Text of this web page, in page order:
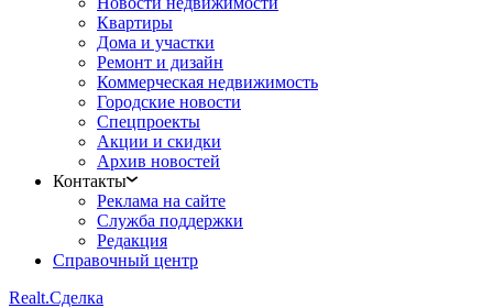
Квартиры
Дома и участки
Ремонт и дизайн
Коммерческая недвижимость
Городские новости
Спецпроекты
Акции и скидки
Архив новостей
Контакты
Реклама на сайте
Служба поддержки
Редакция
Справочный центр
Realt.Сделка